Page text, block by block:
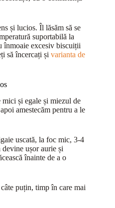
și lucios. Îl lăsăm să se
suportabilă la
înmoaie excesiv biscuiții
să încercați și varianta de
mici și egale și miezul de
amestecăm pentru a le
uscată, la foc mic, 3-4
devine ușor aurie și
înainte de a o
puțin, timp în care mai